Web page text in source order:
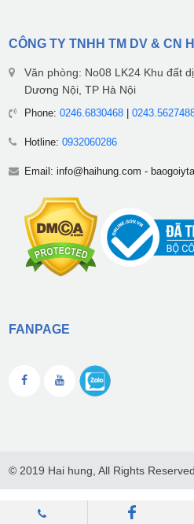
CÔNG TY TNHH TM DV & CN
Văn phòng: No08 LK24 Khu đất
Dương Nội, TP Hà Nội
Phone: 0246.6830468|
Hotline: 0932060286
Email: info@haihung.com -
FANPAGE
© 2019 Hai hung, All Rights Reserved.